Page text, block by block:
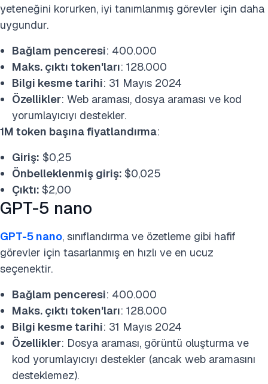
yeteneğini korurken, iyi tanımlanmış görevler için daha
uygundur.
Bağlam penceresi: 400.000
Maks. çıktı token'ları: 128.000
Bilgi kesme tarihi: 31 Mayıs 2024
Özellikler: Web araması, dosya araması ve kod
yorumlayıcıyı destekler.
1M token başına fiyatlandırma:
Giriş: $0,25
Önbelleklenmiş giriş: $0,025
Çıktı: $2,00
GPT-5 nano
GPT-5 nano, sınıflandırma ve özetleme gibi hafif
görevler için tasarlanmış en hızlı ve en ucuz
seçenektir.
Bağlam penceresi: 400.000
Maks. çıktı token'ları: 128.000
Bilgi kesme tarihi: 31 Mayıs 2024
Özellikler: Dosya araması, görüntü oluşturma ve
kod yorumlayıcıyı destekler (ancak web aramasını
desteklemez).